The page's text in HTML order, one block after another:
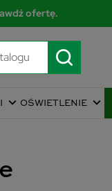
ofertę.
OŚWIETLENIE